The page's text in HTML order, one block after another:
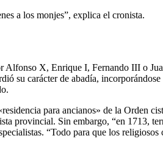
a los monjes”, explica el cronista.
Alfonso X, Enrique I, Fernando III o
su carácter de abadía,
para ancianos» de la Orden
provincial. Sin embargo, “en 1713,
“Todo para que los